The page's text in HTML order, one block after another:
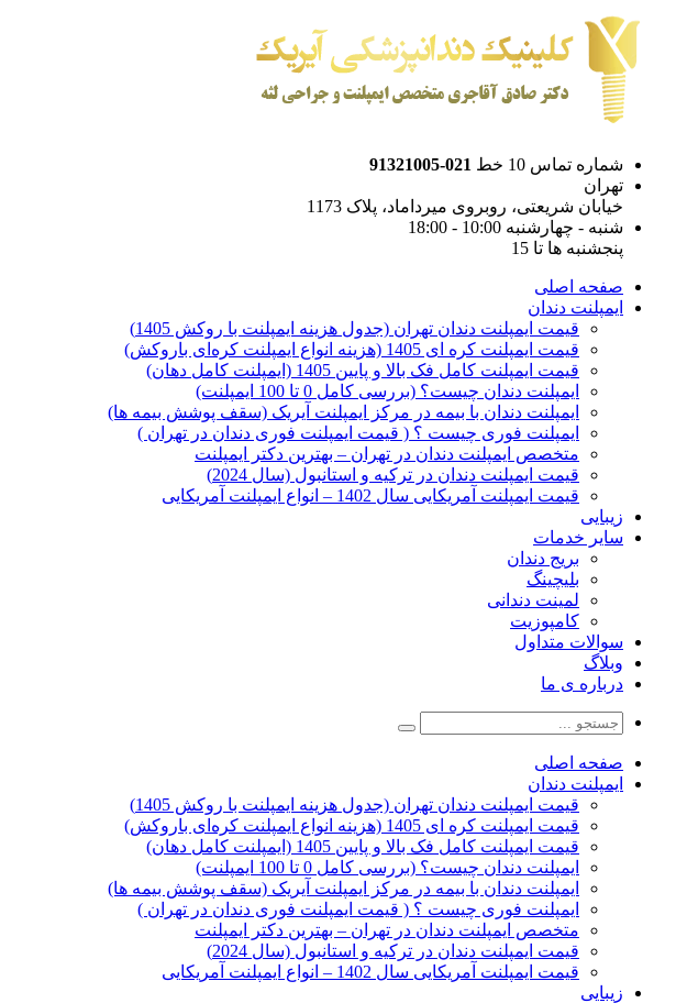
شماره تماس 10 خط
021-91321005
تهران
خیابان شریعتی، روبروی میرداماد، پلاک 1173
شنبه - چهارشنبه 10:00 - 18:00
پنجشنبه ها تا 15
صفحه اصلی
ایمپلنت دندان
قیمت ایمپلنت دندان تهران (جدول هزینه ایمپلنت با روکش 1405)
قیمت ایمپلنت کره ای‌ 1405 (هزینه انواع ایمپلنت کره‌ای با‌روکش)
قیمت ایمپلنت کامل فک بالا و پایین 1405 (ایمپلنت کامل دهان)
ایمپلنت دندان چیست؟ (بررسی کامل 0 تا 100 ایمپلنت)
ایمپلنت دندان با بیمه در مرکز ایمپلنت آیریک (سقف پوشش بیمه ها)
ایمپلنت فوری چیست ؟ ( قیمت ایمپلنت فوری دندان در تهران )
متخصص ایمپلنت دندان در تهران – بهترین دکتر ایمپلنت
قیمت ایمپلنت دندان در ترکیه و استانبول (سال 2024)
قیمت ایمپلنت آمریکایی سال 1402 – انواع ایمپلنت آمریکایی
زیبایی
سایر خدمات
بریج دندان
بلیچینگ
لمینت دندانی
کامپوزیت
سوالات متداول
وبلاگ
درباره ی ما
صفحه اصلی
ایمپلنت دندان
قیمت ایمپلنت دندان تهران (جدول هزینه ایمپلنت با روکش 1405)
قیمت ایمپلنت کره ای‌ 1405 (هزینه انواع ایمپلنت کره‌ای با‌روکش)
قیمت ایمپلنت کامل فک بالا و پایین 1405 (ایمپلنت کامل دهان)
ایمپلنت دندان چیست؟ (بررسی کامل 0 تا 100 ایمپلنت)
ایمپلنت دندان با بیمه در مرکز ایمپلنت آیریک (سقف پوشش بیمه ها)
ایمپلنت فوری چیست ؟ ( قیمت ایمپلنت فوری دندان در تهران )
متخصص ایمپلنت دندان در تهران – بهترین دکتر ایمپلنت
قیمت ایمپلنت دندان در ترکیه و استانبول (سال 2024)
قیمت ایمپلنت آمریکایی سال 1402 – انواع ایمپلنت آمریکایی
زیبایی